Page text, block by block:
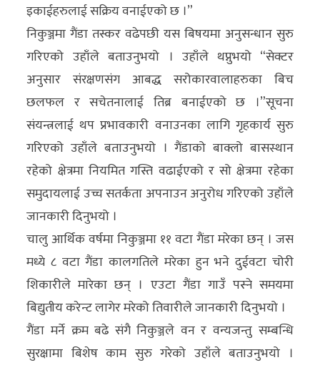
राशिफल
फोटो
ग्यालरी
भिडियो
इकाईहरुलाई सक्रिय वनाईएको छ ।”
निकुञ्जमा गैंडा तस्कर वढेपछी यस बिषयमा अनुसन्धान सुरु
गरिएको उहाँले बताउनुभयो । उहाँले थप्नुभयो “सेक्टर
अनुसार संरक्षणसंग आबद्ध सरोकारवालाहरुका बिच
छलफल र सचेतनालाई तिब्र बनाईएको छ ।”सूचना
संयन्त्रलाई थप प्रभावकारी वनाउनका लागि गृहकार्य सुरु
गरिएको उहाँले बताउनुभयो । गैंडाको बाक्लो बासस्थान
रहेको क्षेत्रमा नियमित गस्ति वढाईएको र सो क्षेत्रमा रहेका
समुदायलाई उच्च सतर्कता अपनाउन अनुरोध गरिएको उहाँले
जानकारी दिनुभयो ।
चालु आर्थिक वर्षमा निकुञ्जमा ११ वटा गैंडा मरेका छन् । जस
मध्ये ८ वटा गैंडा कालगतिले मरेका हुन भने दुईवटा चोरी
शिकारीले मारेका छन् । एउटा गैंडा गाउँ पस्ने समयमा
बिद्युतीय करेन्ट लागेर मरेको तिवारीले जानकारी दिनुभयो ।
गैंडा मर्ने क्रम बढे संगै निकुञ्जले वन र वन्यजन्तु सम्बन्धि
सुरक्षामा बिशेष काम सुरु गरेको उहाँले बताउनुभयो ।